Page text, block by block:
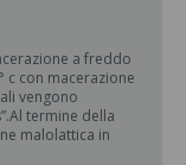
a freddo
c con macerazione
vengono
termine della
malolattica in